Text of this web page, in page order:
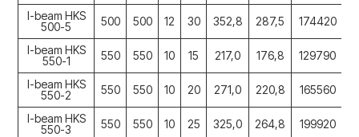
I-beam HKS
500-5
500 500 12 30 352,8 287,5 174420
I-beam HKS
550-1
550 550 10 15 217,0 176,8 129790
I-beam HKS
550-2
550 550 10 20 271,0 220,8 165560
I-beam HKS
550-3
550 550 10 25 325,0 264,8 199920